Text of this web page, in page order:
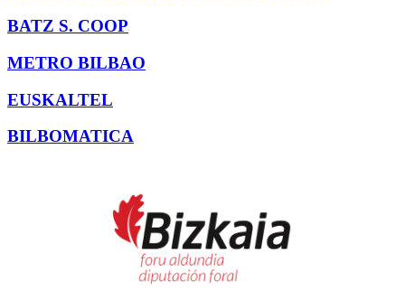
BATZ S. COOP
METRO BILBAO
EUSKALTEL
BILBOMATICA